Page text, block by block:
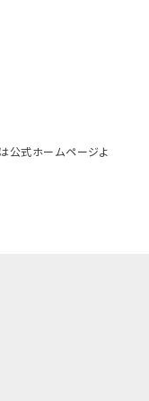
公式ホームページよ